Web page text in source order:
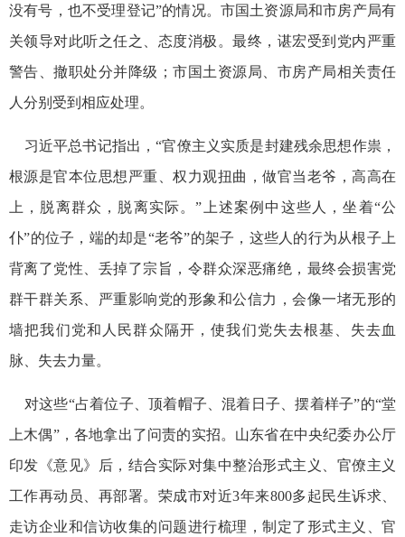
没有号，也不受理登记”的情况。市国土资源局和市房产局有
关领导对此听之任之、态度消极。最终，谌宏受到党内严重
警告、撤职处分并降级；市国土资源局、市房产局相关责任
人分别受到相应处理。
习近平总书记指出，“官僚主义实质是封建残余思想作祟，
根源是官本位思想严重、权力观扭曲，做官当老爷，高高在
上，脱离群众，脱离实际。”上述案例中这些人，坐着“公
仆”的位子，端的却是“老爷”的架子，这些人的行为从根子上
背离了党性、丢掉了宗旨，令群众深恶痛绝，最终会损害党
群干群关系、严重影响党的形象和公信力，会像一堵无形的
墙把我们党和人民群众隔开，使我们党失去根基、失去血
脉、失去力量。
对这些“占着位子、顶着帽子、混着日子、摆着样子”的“堂
上木偶”，各地拿出了问责的实招。山东省在中央纪委办公厅
印发《意见》后，结合实际对集中整治形式主义、官僚主义
工作再动员、再部署。荣成市对近3年来800多起民生诉求、
走访企业和信访收集的问题进行梳理，制定了形式主义、官